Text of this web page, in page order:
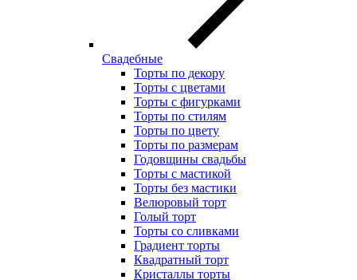
Свадебные
Торты по декору
Торты с цветами
Торты с фигурками
Торты по стилям
Торты по цвету
Торты по размерам
Годовщины свадьбы
Торты с мастикой
Торты без мастики
Велюровый торт
Голый торт
Торты со сливками
Градиент торты
Квадратный торт
Кристаллы торты